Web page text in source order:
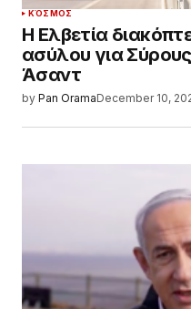
ΚΌΣΜΟΣ
Η Ελβετία
ασύλου για
Άσαντ
by Pan OramaDecember 10,